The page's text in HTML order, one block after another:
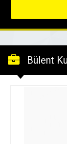
Bülent